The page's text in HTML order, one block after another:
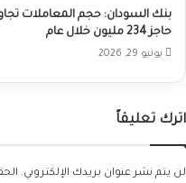
بنك السودان: حجم المعاملات
حاجز 234 مليون خلال عام
يونيو 29, 2026
اترك تعليقاً
لن يتم نشر عنوان بريدك الإلكتروني.